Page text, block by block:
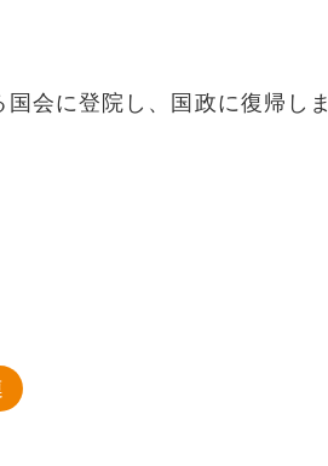
会に登院し、国政に復帰しま